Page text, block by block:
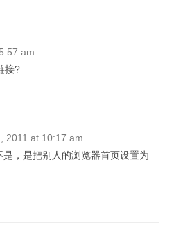
am
接?
2011 at 10:17 am
，是把别人的浏览器首页设置为